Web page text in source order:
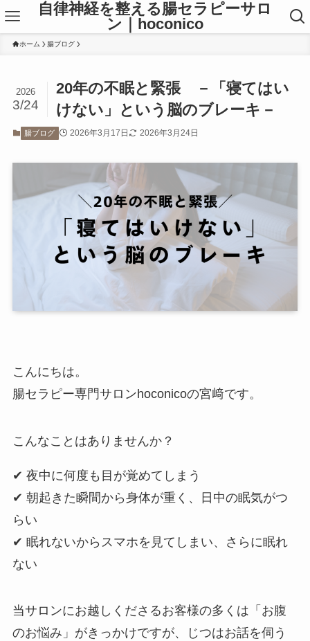
自律神経を整える腸セラピーサロ
ン｜hoconico
ホーム 腸ブログ
20年の不眠と緊張 －「寝てはい
けない」という脳のブレーキ－
2026
3/24
腸ブログ 2026年3月17日 2026年3月24日
こんにちは。
腸セラピー専門サロンhoconicoの宮﨑です。
こんなことはありませんか？
✔ 夜中に何度も目が覚めてしまう
✔ 朝起きた瞬間から身体が重く、日中の眠気がつ
らい
✔ 眠れないからスマホを見てしまい、さらに眠れ
ない
当サロンにお越しくださるお客様の多くは「お腹
のお悩み」がきっかけですが、じつはお話を伺う